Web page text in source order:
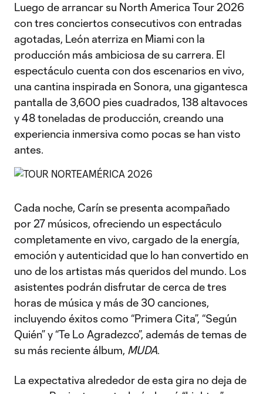
Luego de arrancar su North America Tour 2026
con tres conciertos consecutivos con entradas
agotadas, León aterriza en Miami con la
producción más ambiciosa de su carrera. El
espectáculo cuenta con dos escenarios en vivo,
una cantina inspirada en Sonora, una gigantesca
pantalla de 3,600 pies cuadrados, 138 altavoces
y 48 toneladas de producción, creando una
experiencia inmersiva como pocas se han visto
antes.
Cada noche, Carín se presenta acompañado
por 27 músicos, ofreciendo un espectáculo
completamente en vivo, cargado de la energía,
emoción y autenticidad que lo han convertido en
uno de los artistas más queridos del mundo. Los
asistentes podrán disfrutar de cerca de tres
horas de música y más de 30 canciones,
incluyendo éxitos como “Primera Cita”, “Según
Quién” y “Te Lo Agradezco”, además de temas de
su más reciente álbum, MUDA.
La expectativa alrededor de esta gira no deja de